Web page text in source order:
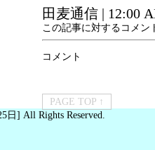
田麦通信| 12:00
この記事に対するコメン
コメント
PAGE TOP ↑
日] All Rights Reserved.